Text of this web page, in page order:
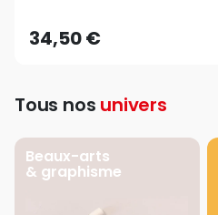
34,50 €
Tous nos univers
Beaux-arts
& graphisme